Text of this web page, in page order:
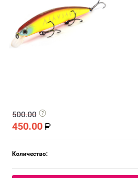
500.00
450.00
Количество: